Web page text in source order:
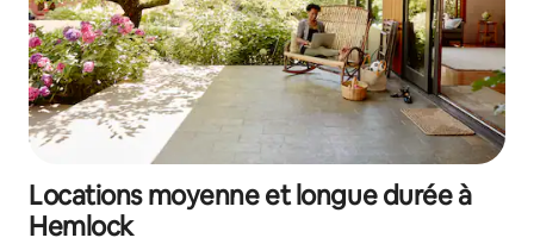
Locations moyenne et longue durée à
Hemlock